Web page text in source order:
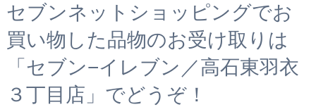
セブンネットショッピングでお
買い物した品物のお受け取りは
「セブン−イレブン／高石東羽衣
３丁目店」でどうぞ！